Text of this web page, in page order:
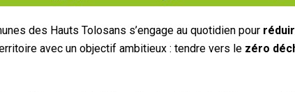
des Hauts Tolosans s’engage au quotidien pour
avec un objectif ambitieux : tendre vers le zéro